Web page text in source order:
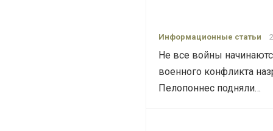
Информационные статьи
Не все войны
военного конфликта
Пелопоннес подняли…